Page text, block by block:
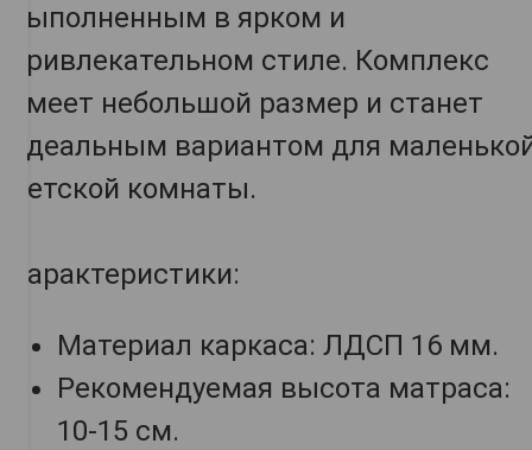
выполненным в ярком и
привлекательном стиле. Комплекс
имеет небольшой размер и станет
идеальным вариантом для
детской комнаты.
Характеристики:
Материал каркаса: ЛДСП 16 мм.
Рекомендуемая высота матраса:
10-15 см.